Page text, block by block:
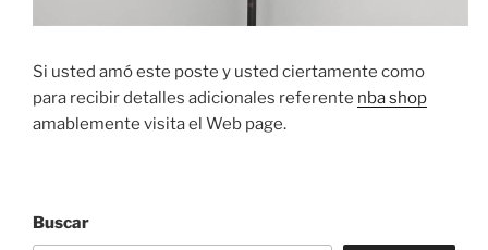
Si usted amó este poste y usted ciertamente como
para recibir detalles adicionales referente nba shop
amablemente visita el Web page.
Buscar